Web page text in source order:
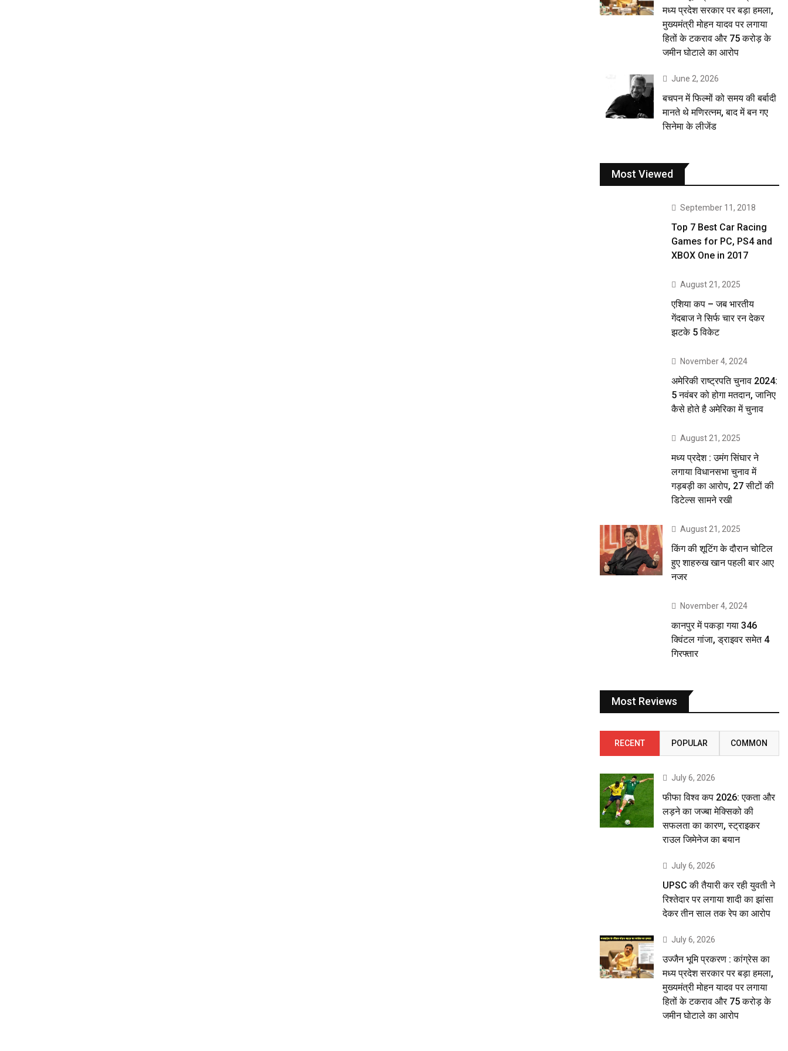
मध्य प्रदेश सरकार पर बड़ा हमला,
मुख्यमंत्री मोहन यादव पर लगाया
हितों के टकराव और 75 करोड़ के
जमीन घोटाले का आरोप
June 2, 2026
बचपन में फिल्मों को समय की बर्बादी
मानते थे मणिरत्नम, बाद में बन गए
सिनेमा के लीजेंड
Most Viewed
September 11, 2018
Top 7 Best Car Racing
Games for PC, PS4 and
XBOX One in 2017
August 21, 2025
एशिया कप – जब भारतीय
गेंदबाज ने सिर्फ चार रन देकर
झटके 5 विकेट
November 4, 2024
अमेरिकी राष्ट्रपति चुनाव 2024:
5 नवंबर को होगा मतदान, जानिए
कैसे होते है अमेरिका में चुनाव
August 21, 2025
मध्य प्रदेश : उमंग सिंघार ने
लगाया विधानसभा चुनाव में
गड़बड़ी का आरोप, 27 सीटों की
डिटेल्स सामने रखी
August 21, 2025
किंग की शूटिंग के दौरान चोटिल
हुए शाहरुख खान पहली बार आए
नजर
November 4, 2024
कानपुर में पकड़ा गया 346
क्विंटल गांजा, ड्राइवर समेत 4
गिरफ्तार
Most Reviews
RECENT POPULAR COMMON
July 6, 2026
फीफा विश्व कप 2026: एकता और
लड़ने का जज्बा मेक्सिको की
सफलता का कारण, स्ट्राइकर
राउल जिमेनेज का बयान
July 6, 2026
UPSC की तैयारी कर रही युवती ने
रिश्तेदार पर लगाया शादी का झांसा
देकर तीन साल तक रेप का आरोप
July 6, 2026
उज्जैन भूमि प्रकरण : कांग्रेस का
मध्य प्रदेश सरकार पर बड़ा हमला,
मुख्यमंत्री मोहन यादव पर लगाया
हितों के टकराव और 75 करोड़ के
जमीन घोटाले का आरोप